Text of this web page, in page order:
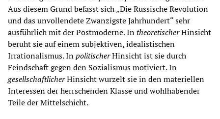
Aus diesem Grund befasst sich „Die Russische Revolution
und das unvollendete Zwanzigste Jahrhundert“ sehr
ausführlich mit der Postmoderne. IntheoretischerHinsicht
beruht sie auf einem subjektiven, idealistischen
Irrationalismus. InpolitischerHinsicht ist sie durch
Feindschaft gegen den Sozialismus motiviert. In
gesellschaftlicherHinsicht wurzelt sie in den materiellen
Interessen der herrschenden Klasse und wohlhabender
Teile der Mittelschicht.